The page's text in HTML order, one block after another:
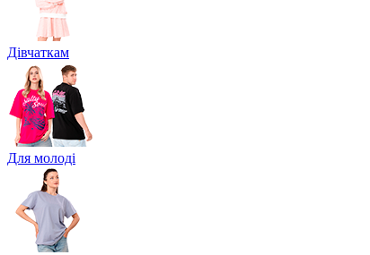
Дівчаткам
Для молоді